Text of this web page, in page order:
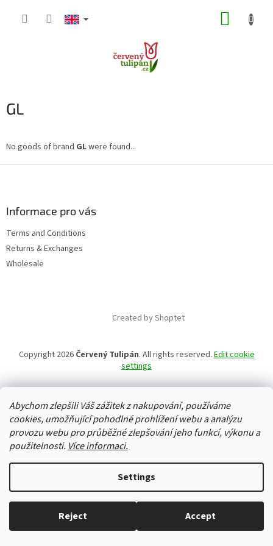
Abychom zlepšili Váš zážitek z nakupování, používáme
cookies, umožňující pohodlné prohlížení webu a analýzu
provozu webu pro průběžné zlepšování jeho funkcí, výkonu a
použitelnosti. Více informaci.
Settings
Reject Accept
Everything in stock, we ship every working day.
GL
No goods of brand GLwere found...
Informace pro vás
Terms and Conditions
Returns & Exchanges
Wholesale
Created by Shoptet
Copyright 2026 Červený Tulipán. All rights reserved.Edit cookie
settings